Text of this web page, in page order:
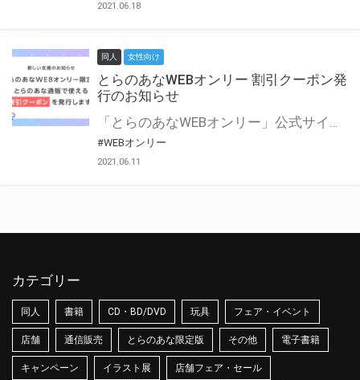
2021.06.18
同人 女性向け
とらのあなWEBオンリー 割引クーポン発
行のお知らせ
「とらのあなWEBオンリー」公式サイトでとらのあな通販の「割引クーポン」を配布中！ イベントごとに開催当日限定で使える割引クーポンのシリアルコードを発行します。 とらのあなWEBオンリーのページをチェックして、イベント当日にお得にお買い物を楽しみましょう♪ ※本キャンペーンは予告なく終了する場合がございます。 とらのあなWEBオンリーサイトはこちら
#WEBオンリー
2021.06.11
カテゴリー
同人 書籍 CD・BD/DVD 玩具 フェア・イベント
店舗 通信販売 とらのあな限定版 その他 電子書籍
キャンペーン イラスト展 店舗フェア・セール